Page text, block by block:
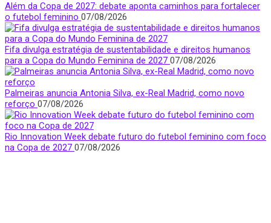
Além da Copa de 2027: debate aponta caminhos para fortalecer
o futebol feminino 07/08/2026
Fifa divulga estratégia de sustentabilidade e direitos humanos
para a Copa do Mundo Feminina de 2027 07/08/2026
Palmeiras anuncia Antonia Silva, ex-Real Madrid, como novo
reforço 07/08/2026
Rio Innovation Week debate futuro do futebol feminino com foco
na Copa de 2027 07/08/2026